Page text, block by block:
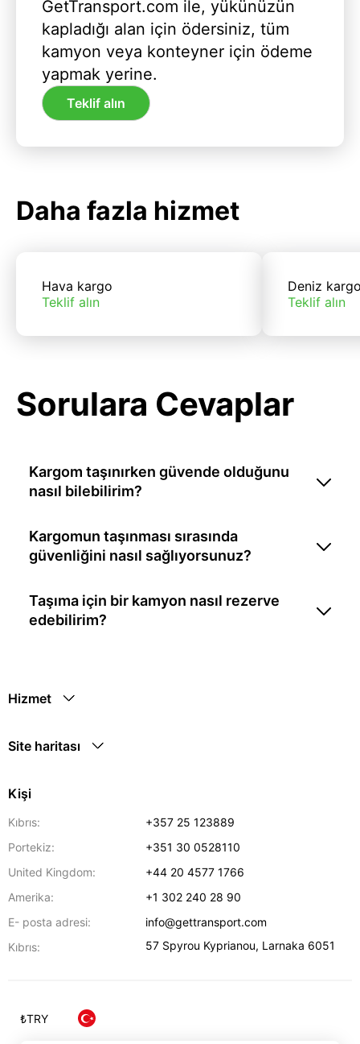
GetTransport.com ile, yükünüzün
kapladığı alan için ödersiniz, tüm
kamyon veya konteyner için ödeme
yapmak yerine.
Teklif alın
Daha fazla hizmet
Hava kargo
Teklif alın
Deniz
Teklif alın
Sorulara Cevaplar
Kargom taşınırken güvende olduğunu
nasıl bilebilirim?
Kargomun taşınması sırasında
güvenliğini nasıl sağlıyorsunuz?
Taşıma için bir kamyon nasıl rezerve
edebilirim?
Hizmet
Site haritası
Kişi
Kıbrıs:
+357 25 123889
Portekiz:
+351 30 0528110
United Kingdom:
+44 20 4577 1766
Amerika:
+1 302 240 28 90
E- posta adresi:
info@gettransport.com
Kıbrıs:
57 Spyrou Kyprianou, Larnaka 6051
₺TRY